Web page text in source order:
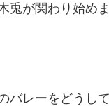
兎が関わり始めま
バレーをどうし